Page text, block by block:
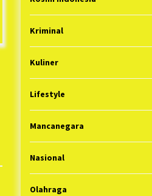
Kriminal
Kuliner
Lifestyle
Mancanegara
Nasional
Olahraga